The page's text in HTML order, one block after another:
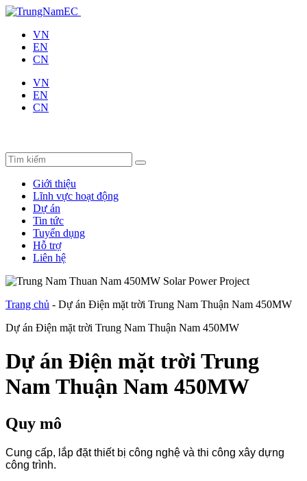
VN
EN
CN
VN
EN
CN
Giới thiệu
Lĩnh vực hoạt động
Dự án
Tin tức
Tuyển dụng
Hỗ trợ
Liên hệ
Trang chủ - Dự án Điện mặt trời Trung Nam Thuận Nam 450MW
Dự án Điện mặt trời Trung Nam Thuận Nam 450MW
Dự án Điện mặt trời Trung
Nam Thuận Nam 450MW
Quy mô
Cung cấp, lắp đặt thiết bị công nghệ và thi công xây dựng
công trình.